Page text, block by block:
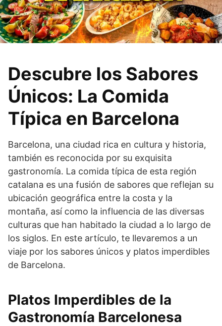
Descubre los Sabores
Únicos: La Comida
Típica en Barcelona
Barcelona, una ciudad rica en cultura y historia,
también es reconocida por su exquisita
gastronomía. La comida típica de esta región
catalana es una fusión de sabores que reflejan su
ubicación geográfica entre la costa y la
montaña, así como la influencia de las diversas
culturas que han habitado la ciudad a lo largo de
los siglos. En este artículo, te llevaremos a un
viaje por los sabores únicos y platos imperdibles
de Barcelona.
Platos Imperdibles de la
Gastronomía Barcelonesa